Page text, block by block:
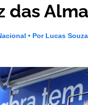
das
• Por Lucas Souza